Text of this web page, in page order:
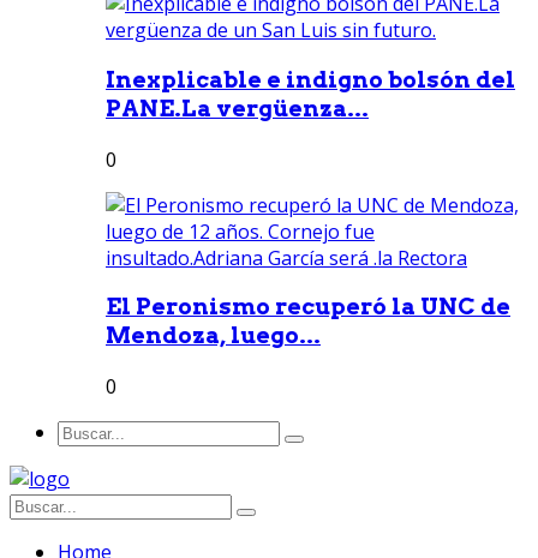
Inexplicable e indigno bolsón del
PANE.La vergüenza...
0
El Peronismo recuperó la UNC de
Mendoza, luego...
0
Home